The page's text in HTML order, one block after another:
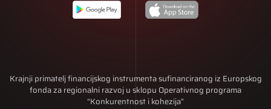
Krajnji primatelj financijskog instrumenta sufinanciranog iz Europskog
fonda za regionalni razvoj u sklopu Operativnog programa
“Konkurentnost i kohezija”